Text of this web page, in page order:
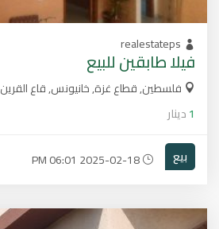
realestateps
فيلا طابقين للبيع
فلسطين, قطاع غزة, خانيونس, قاع القرين
1دينار
بيع